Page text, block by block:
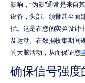
影响，“伪影”通常是来自
设备，头部、颌骨甚至面
扰。这是在您的实验设计
及运动。在数据收集期间
的大脑活动，从而保证您
确保信号强度